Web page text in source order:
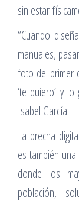
sin estar
“Cuando
manuales,
foto del primer
‘te quiero’ y
Isabel García.
La brecha
es también
donde los
población,